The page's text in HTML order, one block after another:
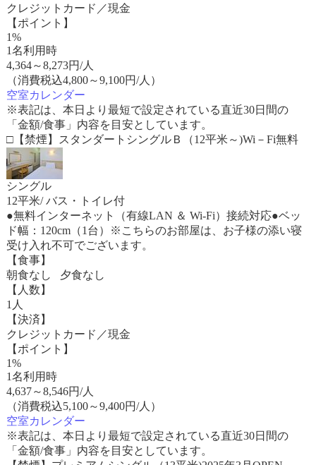
クレジットカード／現金
【ポイント】
1%
1名利用時
4,364～8,273円/人
（消費税込4,800～9,100円/人）
空室カレンダー
※表記は、本日より最短で設定されている直近30日間の
「金額/食事」内容を目安としています。
□【禁煙】スタンダートシングルＢ（12平米～)Wi－Fi無料
シングル
12平米/ バス・トイレ付
●無料インターネット（有線LAN ＆ Wi-Fi）接続対応●ベッ
ド幅：120cm（1台）※こちらのお部屋は、お子様の添い寝
受け入れ不可でございます。
【食事】
朝食なし 夕食なし
【人数】
1人
【決済】
クレジットカード／現金
【ポイント】
1%
1名利用時
4,637～8,546円/人
（消費税込5,100～9,400円/人）
空室カレンダー
※表記は、本日より最短で設定されている直近30日間の
「金額/食事」内容を目安としています。